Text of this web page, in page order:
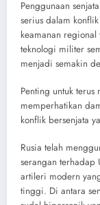
Penggunaan
serius dalam
keamanan
teknologi militer
menjadi semakin
Penting untuk
memperhatikan
konflik bersenjata
Rusia telah
serangan
artileri modern
tinggi. Di antara